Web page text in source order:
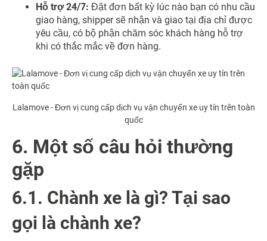
Hỗ trợ 24/7: Đặt đơn bất kỳ lúc nào bạn có nhu cầu
giao hàng, shipper sẽ nhận và giao tại địa chỉ được
yêu cầu, có bộ phận chăm sóc khách hàng hỗ trợ
khi có thắc mắc về đơn hàng.
Lalamove - Đơn vị cung cấp dịch vụ vận chuyển xe uy tín trên toàn
quốc
6. Một số câu hỏi thường
gặp
6.1. Chành xe là gì? Tại sao
gọi là chành xe?